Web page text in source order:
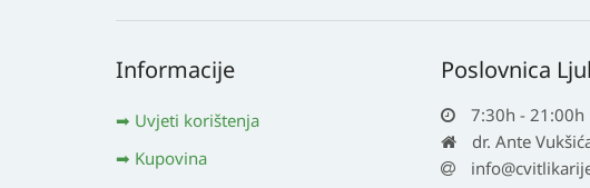
Informacije
Uvjeti korištenja
Kupovina
Poslovnica
7:30h - 21:00h
dr. Ante